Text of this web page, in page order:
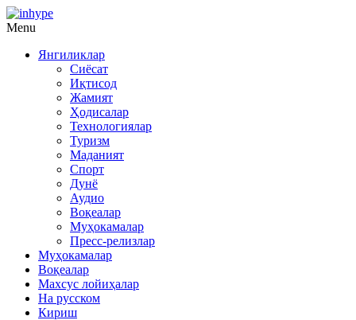
Menu
Янгиликлар
Сиёсат
Иқтисод
Жамият
Ҳодисалар
Технологиялар
Туризм
Маданият
Спорт
Дунё
Аудио
Воқеалар
Муҳокамалар
Пресс-релизлар
Муҳокамалар
Воқеалар
Махсус лойиҳалар
На русском
Кириш